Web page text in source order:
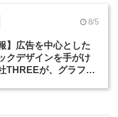
8/5
】広告を中心とした
クデザインを手がけ
THREEが、グラフィ